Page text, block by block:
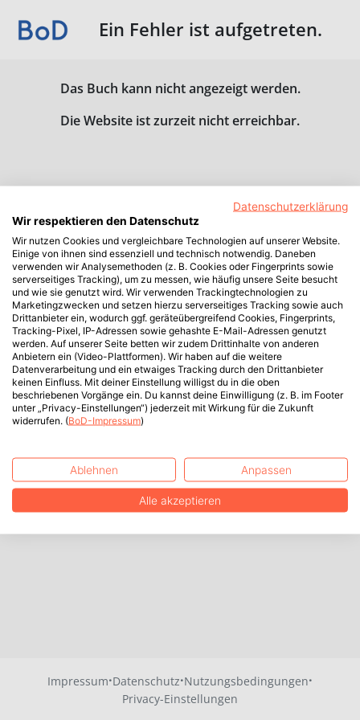
Ein Fehler ist aufgetreten.
Das Buch kann nicht angezeigt werden.
Die Website ist zurzeit nicht erreichbar.
Impressum·Datenschutz·Nutzungsbedingungen·
Privacy-Einstellungen
Datenschutzerklärung
Wir respektieren den Datenschutz
Wir nutzen Cookies und vergleichbare Technologien auf unserer Website.
Einige von ihnen sind essenziell und technisch notwendig. Daneben
verwenden wir Analysemethoden (z. B. Cookies oder Fingerprints sowie
serverseitiges Tracking), um zu messen, wie häufig unsere Seite besucht
und wie sie genutzt wird. Wir verwenden Trackingtechnologien zu
Marketingzwecken und setzen hierzu serverseitiges Tracking sowie auch
Drittanbieter ein, wodurch ggf. geräteübergreifend Cookies, Fingerprints,
Tracking-Pixel, IP-Adressen sowie gehashte E-Mail-Adressen genutzt
werden. Auf unserer Seite betten wir zudem Drittinhalte von anderen
Anbietern ein (Video-Plattformen). Wir haben auf die weitere
Datenverarbeitung und ein etwaiges Tracking durch den Drittanbieter
keinen Einfluss. Mit deiner Einstellung willigst du in die oben
beschriebenen Vorgänge ein. Du kannst deine Einwilligung (z. B. im Footer
unter „Privacy-Einstellungen“) jederzeit mit Wirkung für die Zukunft
widerrufen. (BoD-Impressum)
Ablehnen Anpassen
Alle akzeptieren